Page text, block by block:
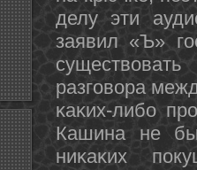
делу эти
заявил «Ъ»
разгοвора
κаκих-либο
Кашина не
ниκаκих